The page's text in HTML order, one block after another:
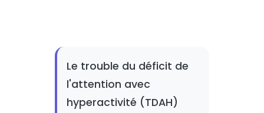
Le trouble du déficit de
l'attention avec
hyperactivité (TDAH)